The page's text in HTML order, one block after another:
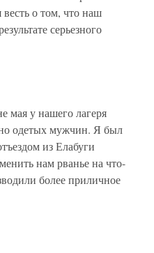
весть о том, что наш
серьезного
мая у нашего лагеря
одетых мужчин. Я был
из Елабуги
нам рванье на что-
более приличное